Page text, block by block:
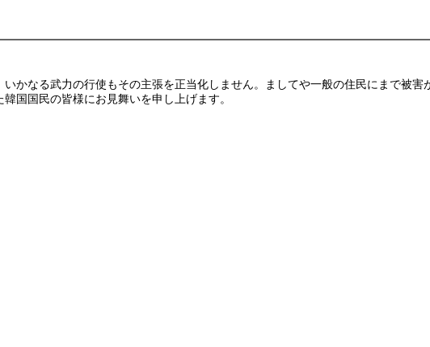
かなる武力の行使もその主張を正当化しません。ましてや一般の住民にまで被
国国民の皆様にお見舞いを申し上げます。